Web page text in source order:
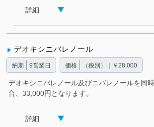
詳細
デオキシニバレノール
納期 9営業日 価格 （税別）｜￥28,000
デオキシニバレノール及びニバレノールを同
合、33,000円となります。
詳細